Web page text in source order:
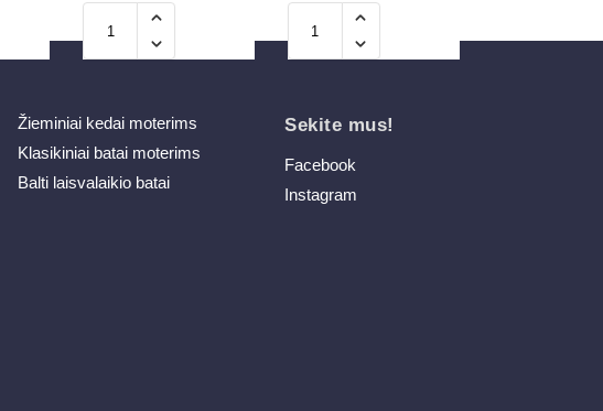
Žieminiai kedai moterims
Klasikiniai batai moterims
Balti laisvalaikio batai
Sekite mus!
Facebook
Instagram